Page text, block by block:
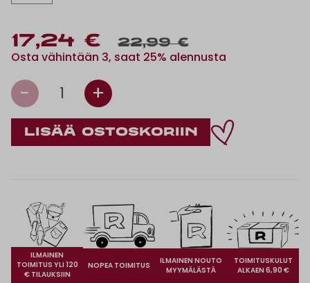
17,24 € 22,99 €
Osta vähintään 3, saat 25% alennusta
- 1 +
ILMAINEN
TOIMITUS YLI 120
€ TILAUKSIIN
NOPEA TOIMITUS
ILMAINEN NOUTO
MYYMÄLÄSTÄ
TOIMITUSKULUT
ALKAEN 6,90 €